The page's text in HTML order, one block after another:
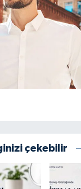
çekebilir